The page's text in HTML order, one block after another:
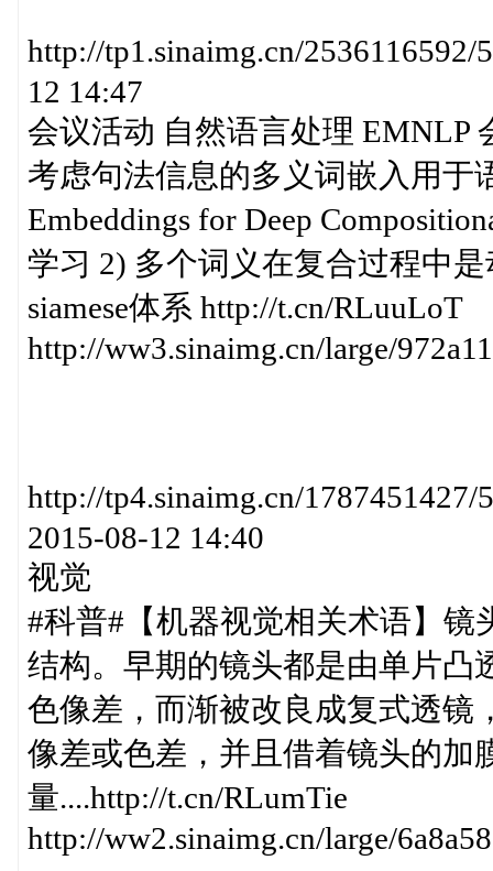
http://tp1.sinaimg.cn/
12 14:47
会议活动 自然语言处理 EMNLP
考虑句法信息的多义词嵌入用于
Embeddings for Deep
学习 2) 多个词义在复合过程中
siamese体系 http://t.cn/RLuuLoT
http://ww3.sinaimg.cn/large/
http://tp4.sinaimg.cn/
2015-08-12 14:40
视觉
#科普#【机器视觉相关术语】
结构。早期的镜头都是由单片凸
色像差，而渐被改良成复式透镜
像差或色差，并且借着镜头的加
量....http://t.cn/RLumTie
http://ww2.sinaimg.cn/large/